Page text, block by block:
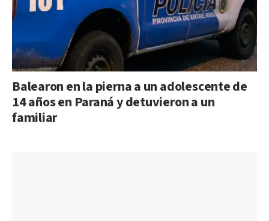
Balearon en la pierna a un adolescente de
14 años en Paraná y detuvieron a un
familiar